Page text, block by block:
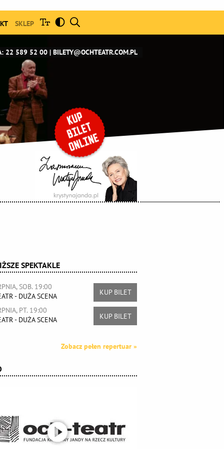
SKLEP
22 589 52 00 BILETY@OCHTEATR.COM.PL
SPEKTAKLE
SOB. 19:00
- DUŻA SCENA
KUP BILET
PT. 19:00
- DUŻA SCENA
KUP BILET
Zobacz pełen repertuar »